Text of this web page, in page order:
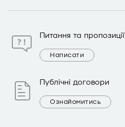
Питання та пропозиції
Написати
Публічні договори
Ознайомитись